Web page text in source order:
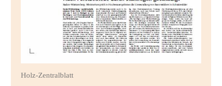
Holz-Zentralblatt